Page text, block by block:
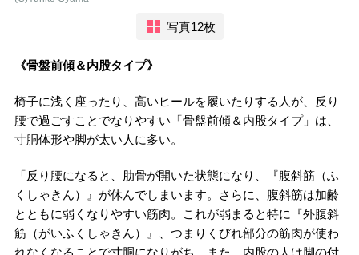
写真12枚
《骨盤前傾＆内股タイプ》
椅子に浅く座ったり、高いヒールを履いたりする人が、反り
腰で過ごすことでなりやすい「骨盤前傾＆内股タイプ」は、
寸胴体形や脚が太い人に多い。
「反り腰になると、肋骨が開いた状態になり、『腹斜筋（ふ
くしゃきん）』が休んでしまいます。さらに、腹斜筋は加齢
とともに弱くなりやすい筋肉。これが弱まると特に『外腹斜
筋（がいふくしゃきん）』、つまりくびれ部分の筋肉が使わ